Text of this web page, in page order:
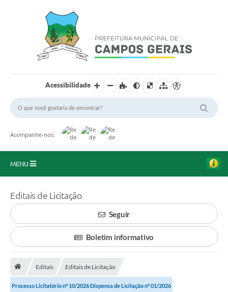
Acessibilidade
Acompanhe-nos:
MENU
O Município
A Prefeitura
Portal da Transparência
Secretarias
Mais
Editais de Licitação
Seguir
Boletim informativo
Editais Editais de Licitação
Processo Licitatório nº 10/2026 Dispensa de Licitação nº 01/2026